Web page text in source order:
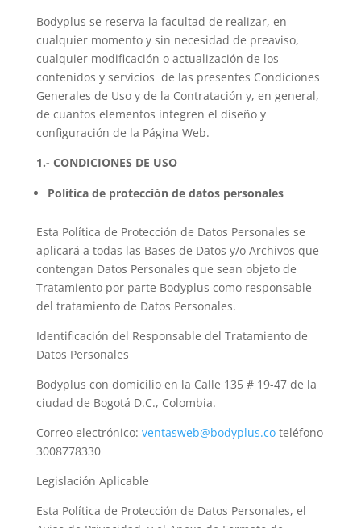
Bodyplus se reserva la facultad de realizar, en
cualquier momento y sin necesidad de preaviso,
cualquier modificación o actualización de los
contenidos y servicios de las presentes Condiciones
Generales de Uso y de la Contratación y, en general,
de cuantos elementos integren el diseño y
configuración de la Página Web.
1.- CONDICIONES DE USO
Política de protección de datos personales
Esta Política de Protección de Datos Personales se
aplicará a todas las Bases de Datos y/o Archivos que
contengan Datos Personales que sean objeto de
Tratamiento por parte Bodyplus como responsable
del tratamiento de Datos Personales.
Identificación del Responsable del Tratamiento de
Datos Personales
Bodyplus con domicilio en la Calle 135 # 19-47 de la
ciudad de Bogotá D.C., Colombia.
Correo electrónico: ventasweb@bodyplus.coteléfono
3008778330
Legislación Aplicable
Esta Política de Protección de Datos Personales, el